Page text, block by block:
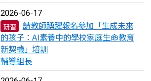
2026-06-17
研習
請教師踴躍報名參加「生成未來
的孩子：AI素養中的學校家庭生命教育
新契機」培訓
輔導組長